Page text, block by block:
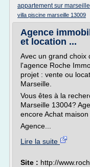
appartement sur marseille
villa piscine marseille 13009
Agence
et location ...
Avec un grand choix
l'agence Roche
projet : vente ou
Marseille.
Vous êtes à la
Marseille 13004?
encore Achat maison
Agence...
Lire la suite
Site : http://